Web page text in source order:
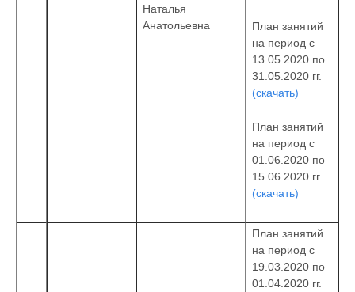
Наталья
Анатольевна
План занятий
на период с
13.05.2020 по
31.05.2020 гг.
(скачать)
План занятий
на период с
01.06.2020 по
15.06.2020 гг.
(скачать)
План занятий
на период с
19.03.2020 по
01.04.2020 гг.